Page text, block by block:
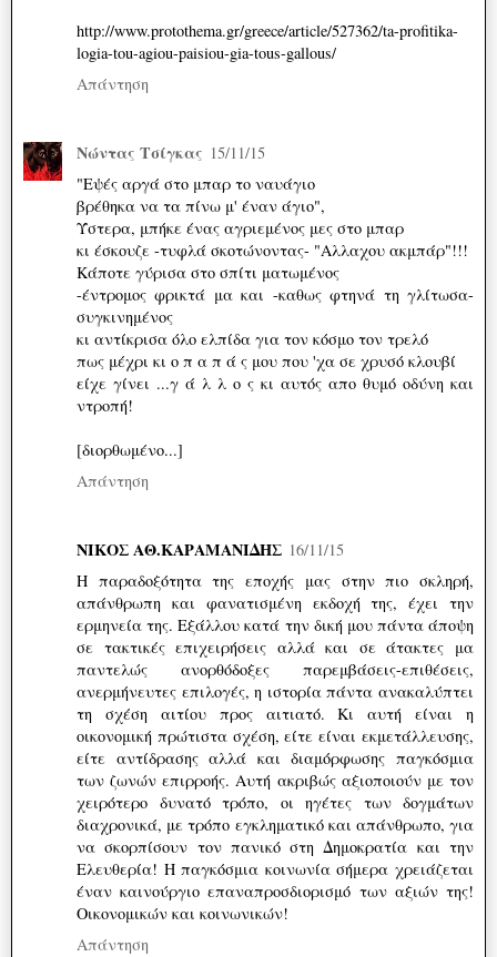
http://www.protothema.gr/greece/article/527362/ta-profitika-
logia-tou-agiou-paisiou-gia-tous-gallous/
Απάντηση
Νώντας Τσίγκας 15/11/15
"Εψές αργά στο μπαρ το ναυάγιο
βρέθηκα να τα πίνω μ' έναν άγιο",
Ύστερα, μπήκε ένας αγριεμένος μες στο μπαρ
κι έσκουζε -τυφλά σκοτώνοντας- "Αλλαχου ακμπάρ"!!!
Κάποτε γύρισα στο σπίτι ματωμένος
-έντρομος φρικτά μα και -καθως φτηνά τη γλίτωσα-
συγκινημένος
κι αντίκρισα όλο ελπίδα για τον κόσμο τον τρελό
πως μέχρι κι ο π α π ά ς μου που 'χα σε χρυσό κλουβί
είχε γίνει ...γ ά λ λ ο ς κι αυτός απο θυμό οδύνη και
ντροπή!
[διορθωμένο...]
Απάντηση
ΝΙΚΟΣ ΑΘ.ΚΑΡΑΜΑΝΙΔΗΣ 16/11/15
Η παραδοξότητα της εποχής μας στην πιο σκληρή,
απάνθρωπη και φανατισμένη εκδοχή της, έχει την
ερμηνεία της. Εξάλλου κατά την δική μου πάντα άποψη
σε τακτικές επιχειρήσεις αλλά και σε άτακτες μα
παντελώς ανορθόδοξες παρεμβάσεις-επιθέσεις,
ανερμήνευτες επιλογές, η ιστορία πάντα ανακαλύπτει
τη σχέση αιτίου προς αιτιατό. Κι αυτή είναι η
οικονομική πρώτιστα σχέση, είτε είναι εκμετάλλευσης,
είτε αντίδρασης αλλά και διαμόρφωσης παγκόσμια
των ζωνών επιρροής. Αυτή ακριβώς αξιοποιούν με τον
χειρότερο δυνατό τρόπο, οι ηγέτες των δογμάτων
διαχρονικά, με τρόπο εγκληματικό και απάνθρωπο, για
να σκορπίσουν τον πανικό στη Δημοκρατία και την
Ελευθερία! Η παγκόσμια κοινωνία σήμερα χρειάζεται
έναν καινούργιο επαναπροσδιορισμό των αξιών της!
Οικονομικών και κοινωνικών!
Απάντηση